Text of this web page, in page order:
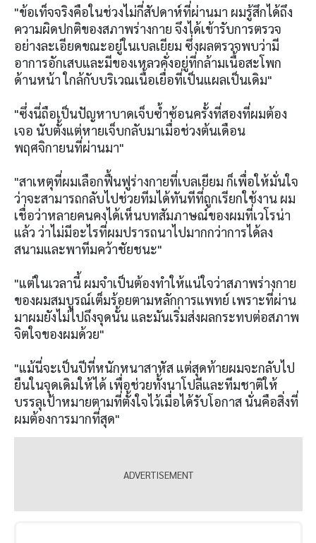
"ข้อเท็จจริงคือในช่วงไม่กี่สัปดาห์ที่ผ่านมา ผมรู้สึกได้ถึง
ความผิดปกติของสภาพร่างกาย จึงได้เข้ารับการตรวจ
อย่างละเอียดขณะอยู่ในเบลเยียม ซึ่งผลตรวจพบว่ามี
อาการอักเสบและมีของเหลวคั่งอยู่ที่กล้ามเนื้อสะโพก
ด้านหน้า ใกล้กับบริเวณเนื้อเยื่อที่เป็นแผลเป็นเดิม"
"ซึ่งนี่ถือเป็นปัญหาบาดเจ็บซ้ำซ้อนครั้งที่สองที่ผมต้อง
เจอ นับตั้งแต่หายเจ็บกลับมาเมื่อช่วงต้นเดือน
พฤศจิกายนที่ผ่านมา"
"สาเหตุที่ผมเลือกฟื้นฟูร่างกายที่เบลเยียม ก็เพื่อให้มั่นใจ
ว่าจะสามารถกลับไปช่วยทีมได้ทันทีที่ถูกเรียกใช้งาน ผม
เชื่อว่าหลายคนคงได้เห็นบทสัมภาษณ์ของผมที่เวโรน่า
แล้ว ว่าไม่มีอะไรที่ผมปรารถนาไปมากกว่าการได้ลง
สนามและพาทีมคว้าชัยชนะ"
"แต่ในเวลานี้ ผมจำเป็นต้องทำให้แน่ใจว่าสภาพร่างกาย
ของผมสมบูรณ์เต็มร้อยตามหลักการแพทย์ เพราะที่ผ่าน
มาผมยังไม่ไปถึงจุดนั้น และมันเริ่มส่งผลกระทบต่อสภาพ
จิตใจของผมด้วย"
"แม้นี่จะเป็นปีที่หนักหนาสาหัส แต่สุดท้ายผมจะกลับไป
ยืนในจุดเดิมให้ได้ เพื่อช่วยทั้งนาโปลีและทีมชาติให้
บรรลุเป้าหมายตามที่ตั้งใจไว้เมื่อได้รับโอกาส นั่นคือสิ่งที่
ผมต้องการมากที่สุด"